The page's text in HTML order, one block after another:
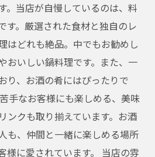
。当店が自慢しているのは、料
す。厳選された食材と独自のレ
はどれも絶品。中でもお勧めし
おいしい鍋料理です。また、一
り、お酒の肴にはぴったりで
手なお客様にも楽しめる、美味
ンクも取り揃えています。お酒
も、仲間と一緒に楽しめる場所
様に愛されています。 当店の雰